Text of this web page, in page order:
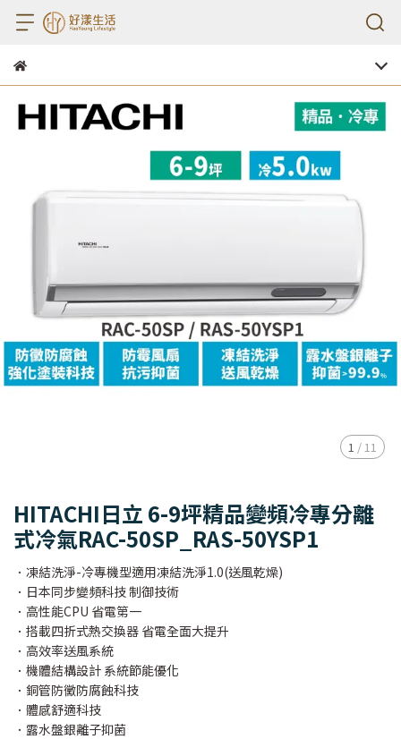
1 / 11
HITACHI日立 6-9坪精品變頻冷專分離
式冷氣RAC-50SP_RAS-50YSP1
．凍結洗淨-冷專機型適用凍結洗淨1.0(送風乾燥)
．日本同步變頻科技 制御技術
．高性能CPU 省電第一
．搭載四折式熱交換器 省電全面大提升
．高效率送風系統
．機體結構設計 系統節能優化
．銅管防黴防腐蝕科技
．體感舒適科技
．露水盤銀離子抑菌